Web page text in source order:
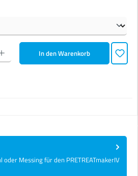
ein oder benutze die Schaltflächen um die Anzahl zu
In den Warenkorb
Messing für den PRETREATmakerIV